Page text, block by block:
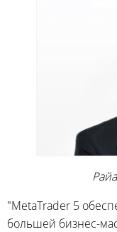
"MetaTrader 5
большей бизнес-